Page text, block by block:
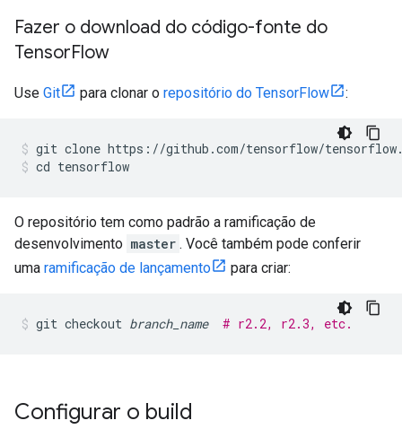
Fazer o download do código-fonte do
TensorFlow
Use Git para clonar o repositório do TensorFlow :
git clone https://github.com/tensorflow/
cd tensorflow
O repositório tem como padrão a ramificação de
desenvolvimento master . Você também pode conferir
uma ramificação de lançamento para criar:
git checkout branch_name # r2.2, r2.3, etc.
Configurar o build